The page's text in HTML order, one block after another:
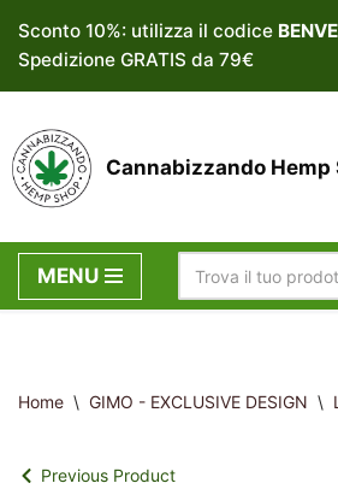
Vai
al
contenuto
Sconto 10%: utilizza il codice
Spedizione GRATIS da 79€
Cannabizzando Hemp
MENU
Home \ GIMO - EXCLUSIVE DESIGN \
Previous Product